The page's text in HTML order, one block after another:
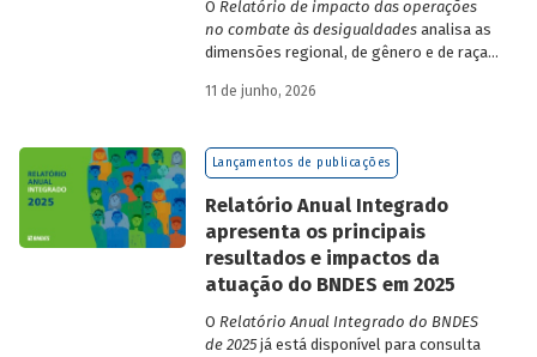
O Relatório de impacto das operações
no combate às desigualdadesanalisa as
dimensões regional, de gênero e de raça,
desigualdade de renda no Brasil, no
BNDES.
11 de junho, 2026
Lançamentos de publicações
Relatório Anual Integrado
apresenta os principais
resultados e impactos da
atuação do BNDES em 2025
O Relatório Anual Integrado do BNDES
de 2025já está disponível para consulta